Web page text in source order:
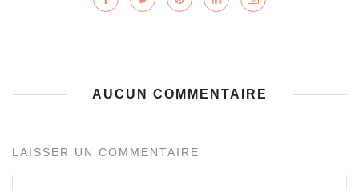
AUCUN COMMENTAIRE
LAISSER UN COMMENTAIRE